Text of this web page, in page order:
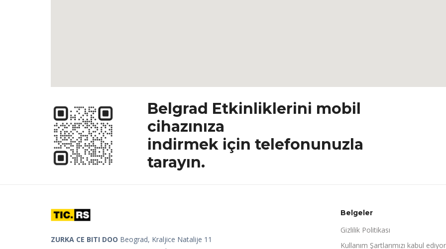
Belgrad Etkinliklerini mobil
cihazınıza
indirmek için telefonunuzla
tarayın.
ZURKA CE BITI DOO Beograd, Kraljice Natalije 11
Belgeler
Gizlilik Politikası
Kullanım Şartlarımızı kabul